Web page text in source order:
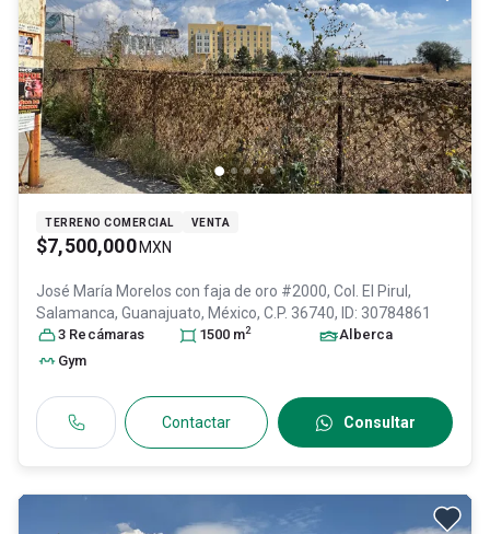
TERRENO COMERCIAL VENTA
$7,500,000 MXN
José María Morelos con faja de oro #2000, Col. El Pirul,
Salamanca, Guanajuato, México, C.P. 36740, ID: 30784861
3 Recámaras 1500 m2
Alberca
Gym
Contactar Consultar